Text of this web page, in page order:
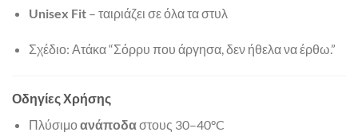
Unisex Fit– ταιριάζει σε όλα τα στυλ
Σχέδιο: Ατάκα “Σόρρυ που άργησα, δεν ήθελα να έρθω.”
Οδηγίες Χρήσης
Πλύσιμοανάποδαστους 30–40°C